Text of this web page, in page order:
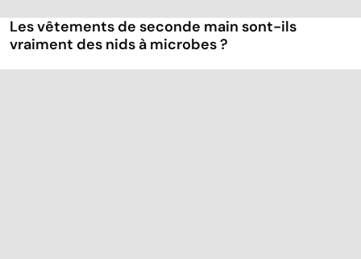
Les vêtements de seconde main sont-ils
vraiment des nids à microbes ?